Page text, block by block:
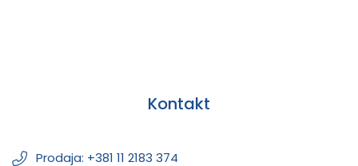
Kontakt
Prodaja: +381 11 2183 374